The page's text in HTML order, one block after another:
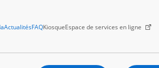
ActualitésFAQKiosqueEspace de services en ligne